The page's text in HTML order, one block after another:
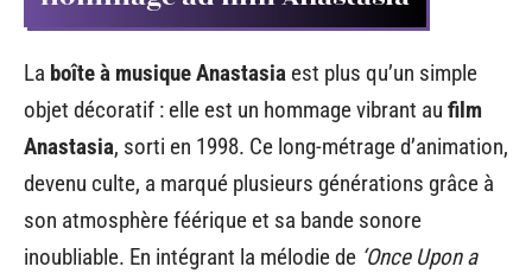
La boîte à musique Anastasia est plus qu’un simple
objet décoratif : elle est un hommage vibrant au film
Anastasia, sorti en 1998. Ce long-métrage d’animation,
devenu culte, a marqué plusieurs générations grâce à
son atmosphère féérique et sa bande sonore
inoubliable. En intégrant la mélodie de ‘Once Upon a